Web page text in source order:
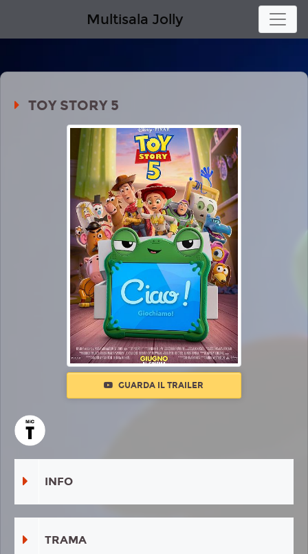
Multisala Jolly
TOY STORY 5
GUARDA IL TRAILER
INFO
TRAMA